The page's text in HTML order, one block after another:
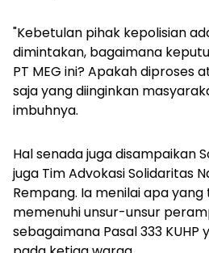
"Kebetulan pihak kepolisian
dimintakan, bagaimana
PT MEG ini? Apakah diproses
saja yang diinginkan
imbuhnya.
Hal senada juga disampaikan
juga Tim Advokasi Solidaritas
Rempang. Ia menilai apa
memenuhi unsur-unsur
sebagaimana Pasal 333 KUHP